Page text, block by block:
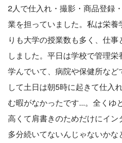
2人で仕入れ・撮影・商品登録
業を担っていました。私は栄養
りも大学の授業数も多く、仕
しました。平日は学校で管理
学んでいて、病院や保健所な
して土日は朝5時に起きて仕入
む暇がなかったです...。全くゆ
高くて肩書きのためだけにイン
多分続いてないんじゃないかな